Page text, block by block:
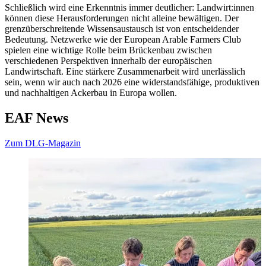
Schließlich wird eine Erkenntnis immer deutlicher: Landwirt:innen
können diese Herausforderungen nicht alleine bewältigen. Der
grenzüberschreitende Wissensaustausch ist von entscheidender
Bedeutung. Netzwerke wie der European Arable Farmers Club
spielen eine wichtige Rolle beim Brückenbau zwischen
verschiedenen Perspektiven innerhalb der europäischen
Landwirtschaft. Eine stärkere Zusammenarbeit wird unerlässlich
sein, wenn wir auch nach 2026 eine widerstandsfähige, produktiven
und nachhaltigen Ackerbau in Europa wollen.
EAF News
Zum DLG-Magazin